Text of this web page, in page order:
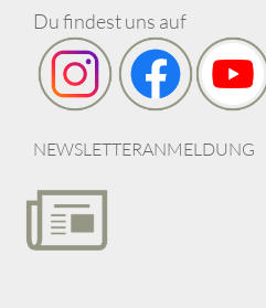
Du findest uns auf
NEWSLETTERANMELDUNG